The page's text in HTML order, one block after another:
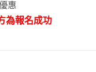
惠
為報名成功